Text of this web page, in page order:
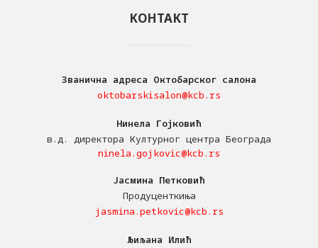
КОНТАКТ
Званична адреса Октобарског салона
oktobarskisalon@kcb.rs
Нинела Гојковић
в.д. директора Културног центра Београда
ninela.gojkovic@kcb.rs
Јасмина Петковић
Продуценткиња
jasmina.petkovic@kcb.rs
Љиљана Илић